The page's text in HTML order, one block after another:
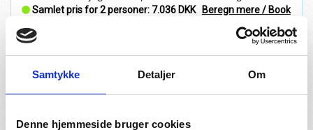
Samtykke Detaljer Om
Denne hjemmeside bruger cookies
Samlet pris for 2 personer: 7.036 DKK
Beregn mere / Book